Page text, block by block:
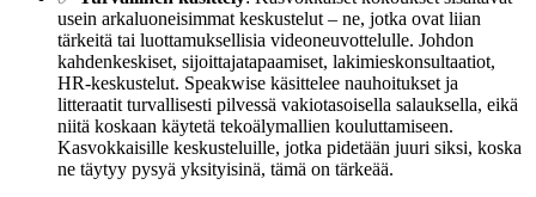
usein arkaluoneisimmat keskustelut – ne, jotka ovat liian
tärkeitä tai luottamuksellisia videoneuvottelulle. Johdon
kahdenkeskiset, sijoittajatapaamiset, lakimieskonsultaatiot,
HR-keskustelut. Speakwise käsittelee nauhoitukset ja
litteraatit turvallisesti pilvessä vakiotasoisella salauksella, eikä
niitä koskaan käytetä tekoälymallien kouluttamiseen.
Kasvokkaisille keskusteluille, jotka pidetään juuri siksi, koska
ne täytyy pysyä yksityisinä, tämä on tärkeää.